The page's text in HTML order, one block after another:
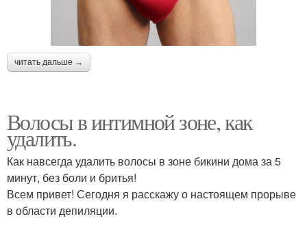
читать дальше →
Волосы в интимной зоне, как
удалить.
Как навсегда удалить волосы в зоне бикини дома за 5
минут, без боли и бритья!
Всем привет! Сегодня я расскажу о настоящем прорыве
в области депиляции.